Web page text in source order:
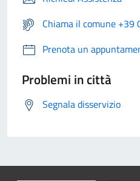
Chiama il comune +39
Prenota un
Problemi in città
Segnala disservizio